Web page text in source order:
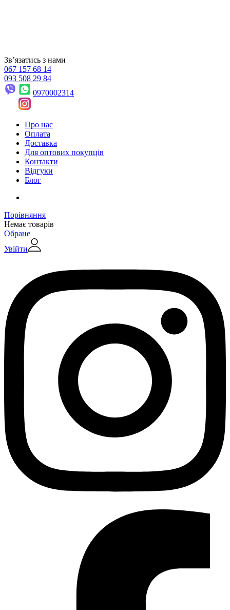
Звʼязатись з нами
067 157 68 14
093 508 29 84
0970002314
Про нас
Оплата
Доставка
Для оптових покупців
Контакти
Відгуки
Блог
Порівняння
Немає товарів
Обране
Увійти